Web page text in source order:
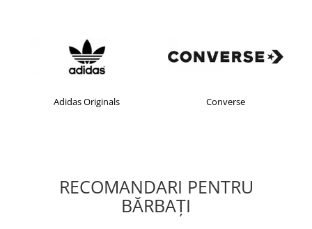
Adidas Originals Converse
RECOMANDARI PENTRU
BĂRBAŢI